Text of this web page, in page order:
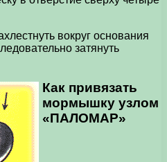
вокруг основания
затянуть
Как привязать
мормышку узлом
«ПАЛОМАР»